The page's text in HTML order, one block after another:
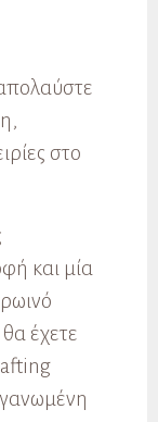
στο
και μία
έχετε